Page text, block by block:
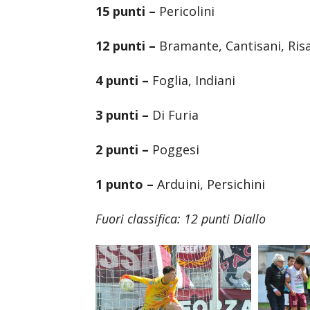
15 punti – Pericolini
12 punti – Bramante, Cantisani,
4 punti – Foglia, Indiani
3 punti – Di Furia
2 punti – Poggesi
1 punto – Arduini, Persichini
Fuori classifica: 12 punti Diallo